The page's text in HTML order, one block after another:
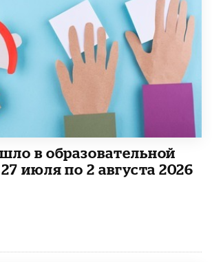
в образовательной
июля по 2 августа 2026